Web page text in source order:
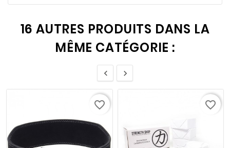
16 AUTRES PRODUITS DANS LA
MÊME CATÉGORIE :
 
favorite_border favorite_border